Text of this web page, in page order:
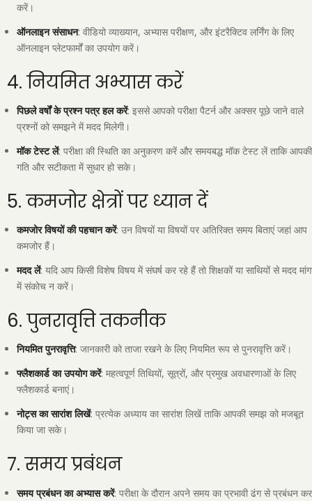
करें।
ऑनलाइन संसाधन: वीडियो व्याख्यान, अभ्यास परीक्षण, और इंटरैक्टिव लर्निंग के लिए
ऑनलाइन प्लेटफार्मों का उपयोग करें।
4. नियमित अभ्यास करें
पिछले वर्षों के प्रश्न पत्र हल करें: इससे आपको परीक्षा पैटर्न और अक्सर पूछे जाने वाले
प्रश्नों को समझने में मदद मिलेगी।
मॉक टेस्ट लें: परीक्षा की स्थिति का अनुकरण करें और समयबद्ध मॉक टेस्ट लें ताकि आपकी
गति और सटीकता में सुधार हो सके।
5. कमजोर क्षेत्रों पर ध्यान दें
कमजोर विषयों की पहचान करें: उन विषयों या विषयों पर अतिरिक्त समय बिताएं जहां आप
कमजोर हैं।
मदद लें: यदि आप किसी विशेष विषय में संघर्ष कर रहे हैं तो शिक्षकों या साथियों से मदद
में संकोच न करें।
6. पुनरावृत्ति तकनीक
नियमित पुनरावृत्ति: जानकारी को ताजा रखने के लिए नियमित रूप से पुनरावृत्ति करें।
फ्लैशकार्ड का उपयोग करें: महत्वपूर्ण तिथियों, सूत्रों, और प्रमुख अवधारणाओं के लिए
फ्लैशकार्ड बनाएं।
नोट्स का सारांश लिखें: प्रत्येक अध्याय का सारांश लिखें ताकि आपकी समझ को मजबूत
किया जा सके।
7. समय प्रबंधन
समय प्रबंधन का अभ्यास करें: परीक्षा के दौरान अपने समय का प्रभावी ढंग से प्रबंधन